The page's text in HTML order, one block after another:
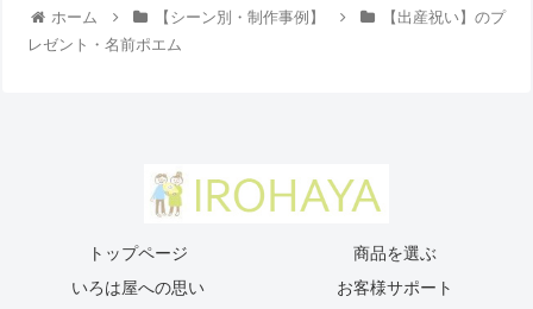
ホーム 【シーン別・制作事例】
【出産祝い】のプ
レゼント・名前ポエム
トップページ
商品を選ぶ
いろは屋への思い
お客様サポート